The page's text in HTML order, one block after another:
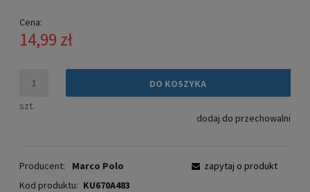
Cena:
14,99 zł
szt.
DO KOSZYKA
dodaj do przechowalni
Producent:
Marco Polo
Kod produktu: KU670A483
zapytaj o produkt